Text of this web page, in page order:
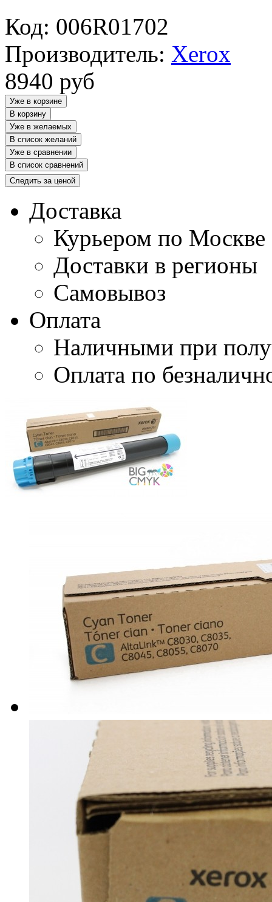
Код: 006R01702
Производитель: Xerox
8940 руб
Уже в корзине
В корзину
Уже в желаемых
В список желаний
Уже в сравнении
В список сравнений
Следить за ценой
Доставка
Курьером по Москве
Доставки в регионы
Самовывоз
Оплата
Наличными при
Оплата по